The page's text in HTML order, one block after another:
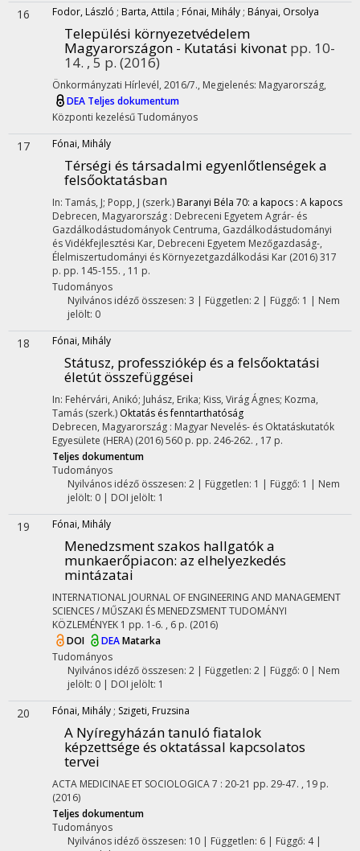
16 Fodor, László ; Barta, Attila ; Fónai, Mihály ; Bányai, Orsolya
Települési környezetvédelem
Magyarországon - Kutatási kivonat pp. 10-
14. , 5 p. (2016)
Önkormányzati Hírlevél, 2016/7., Megjelenés: Magyarország,
DEA Teljes dokumentum
Központi kezelésűTudományos
17 Fónai, Mihály
Térségi és társadalmi egyenlőtlenségek a
felsőoktatásban
In: Tamás, J; Popp, J (szerk.) Baranyi Béla 70: a kapocs : A kapocs
Debrecen, Magyarország : Debreceni Egyetem Agrár- és
Gazdálkodástudományok Centruma, Gazdálkodástudományi
és Vidékfejlesztési Kar, Debreceni Egyetem Mezőgazdaság-,
Élelmiszertudományi és Környezetgazdálkodási Kar (2016)317
p. pp. 145-155. , 11 p.
Tudományos
Nyilvános idéző összesen: 3 | Független: 2 | Függő: 1 | Nem
jelölt: 0
18 Fónai, Mihály
Státusz, professziókép és a felsőoktatási
életút összefüggései
In: Fehérvári, Anikó; Juhász, Erika; Kiss, Virág Ágnes; Kozma,
Tamás (szerk.) Oktatás és fenntarthatóság
Debrecen, Magyarország : Magyar Nevelés- és Oktatáskutatók
Egyesülete (HERA) (2016)560 p. pp. 246-262. , 17 p.
Teljes dokumentum
Tudományos
Nyilvános idéző összesen: 2| Független: 1 | Függő: 1 | Nem
jelölt: 0 | DOI jelölt: 1
19 Fónai, Mihály
Menedzsment szakos hallgatók a
munkaerőpiacon: az elhelyezkedés
mintázatai
INTERNATIONAL JOURNAL OF ENGINEERING AND MANAGEMENT
SCIENCES / MŰSZAKI ÉS MENEDZSMENT TUDOMÁNYI
KÖZLEMÉNYEK 1 pp. 1-6. , 6 p. (2016)
DOI
DEAMatarka
Tudományos
Nyilvános idéző összesen: 2| Független: 2 | Függő: 0 | Nem
jelölt: 0 | DOI jelölt: 1
20 Fónai, Mihály ; Szigeti, Fruzsina
A Nyíregyházán tanuló fiatalok
képzettsége és oktatással kapcsolatos
tervei
ACTA MEDICINAE ET SOCIOLOGICA7 : 20-21 pp. 29-47. , 19 p.
(2016)
Teljes dokumentum
Tudományos
Nyilvános idéző összesen: 10| Független: 6 | Függő: 4 |